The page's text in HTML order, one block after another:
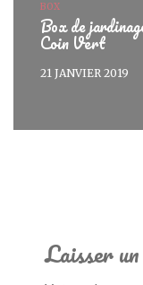
BOX
Box de
Coin Vert
21 JANVIER 2019
Laisser